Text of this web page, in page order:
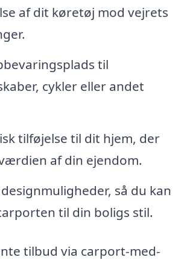
af dit køretøj mod vejrets
til
cykler eller andet
tilføjelse til dit hjem, der
af din ejendom.
så du kan
til din boligs stil.
tilbud via carport-med-